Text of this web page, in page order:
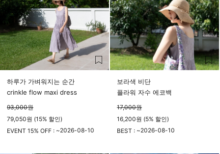
하루가 가벼워지는 순간
crinkle flow maxi dress
93,000원
79,050원 (15% 할인)
EVENT 15% OFF : ~2026-08-10
보라색 비단
플라워 자수 에코백
17,000원
16,200원 (5% 할인)
BEST : ~2026-08-10